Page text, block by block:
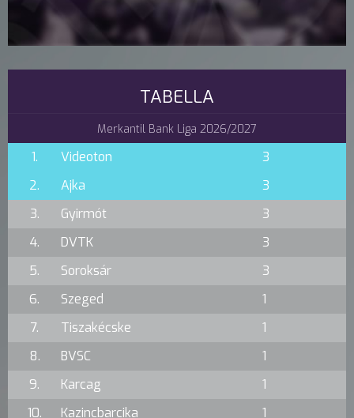
TABELLA
Merkantil Bank Liga 2026/2027
1. Videoton
3
2.
Ajka
3
3.
Gyirmót
3
4.
DVTK
3
5.
Soroksár
3
6.
Szeged
1
7.
Tiszakécske
1
8.
BVSC
1
9.
Karcag
1
10.
Kazincbarcika 1